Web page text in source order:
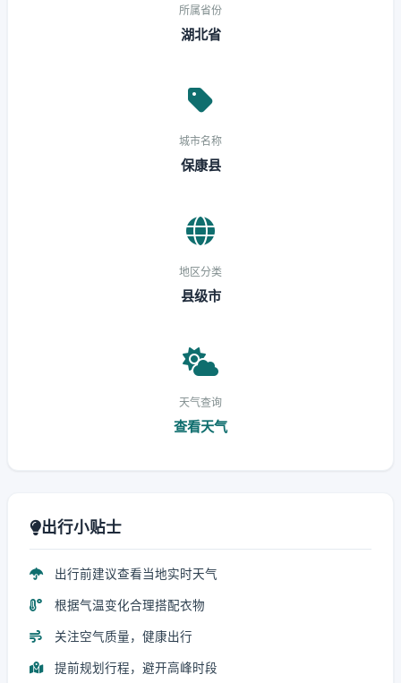
所属省份
湖北省
城市名称
保康县
地区分类
县级市
天气查询
查看天气
出行小贴士
出行前建议查看当地实时天气
根据气温变化合理搭配衣物
关注空气质量，健康出行
提前规划行程，避开高峰时段